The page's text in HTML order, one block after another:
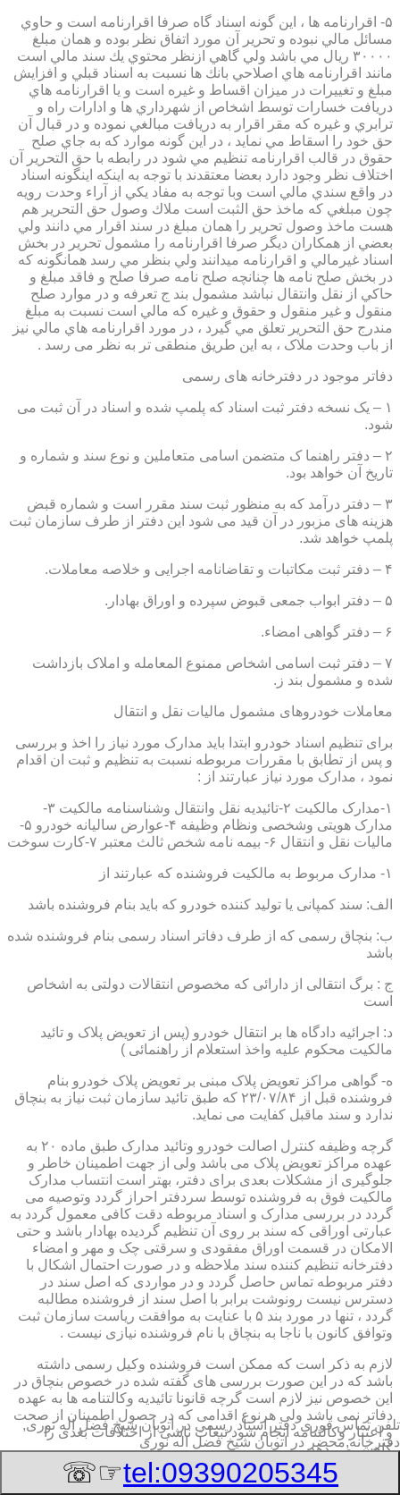
۵- اقرارنامه ها ، اين گونه اسناد گاه صرفا اقرارنامه است و حاوي
مسائل مالي نبوده و تحرير آن مورد اتفاق نظر بوده و همان مبلغ
۳۰۰۰۰ ريال مي باشد ولي گاهي ازنظر محتوي يك سند مالي است
مانند اقرارنامه هاي اصلاحي بانك ها نسبت به اسناد قبلي و افزايش
مبلغ و تغييرات در ميزان اقساط و غيره است و يا اقرارنامه هاي
دريافت خسارات توسط اشخاص از شهرداري ها و ادارات راه و
ترابري و غيره كه مقر اقرار به دريافت مبالغي نموده و در قبال آن
حق خود را اسقاط مي نمايد ، در اين گونه موارد كه به جاي صلح
حقوق در قالب اقرارنامه تنظيم مي شود در رابطه با حق التحرير آن
اختلاف نظر وجود دارد بعضا معتقدند با توجه به اينكه اينگونه اسناد
در واقع سندي مالي است وبا توجه به مفاد يكي از آراء وحدت رويه
چون مبلغي كه ماخذ حق الثبت است ملاك وصول حق التحرير هم
هست ماخذ وصول تحرير را همان مبلغ در سند اقرار مي دانند ولي
بعضي از همكاران ديگر صرفا اقرارنامه را مشمول تحرير در بخش
اسناد غيرمالي و اقرارنامه ميدانند ولي بنظر مي رسد همانگونه كه
در بخش صلح نامه ها چنانچه صلح نامه صرفا صلح و فاقد مبلغ و
حاكي از نقل وانتقال نباشد مشمول بند ج تعرفه و در موارد صلح
منقول و غير منقول و حقوق و غيره كه مالي است نسبت به مبلغ
مندرج حق التحرير تعلق مي گيرد ، در مورد اقرارنامه هاي مالي نيز
از باب وحدت ملاک ، به این طریق منطقی تر به نظر می رسد .
دفاتر موجود در دفترخانه های رسمی
۱ – یک نسخه دفتر ثبت اسناد که پلمپ شده و اسناد در آن ثبت می
شود.
۲ – دفتر راهنما ک متضمن اسامی متعاملین و نوع سند و شماره و
تاریخ آن خواهد بود.
۳ – دفتر درآمد که به منظور ثبت سند مقرر است و شماره قبض
هزینه های مزبور در آن قید می شود این دفتر از طرف سازمان ثبت
پلمپ خواهد شد.
۴ – دفتر ثبت مکاتبات و تقاضانامه اجرایی و خلاصه معاملات.
۵ – دفتر ابواب جمعی قبوض سپرده و اوراق بهادار.
۶ – دفتر گواهی امضاء.
۷ – دفتر ثبت اسامی اشخاص ممنوع المعامله و املاک بازداشت
شده و مشمول بند ز.
معاملات خودروهای مشمول مالیات نقل و انتقال
برای تنظیم اسناد خودرو ابتدا باید مدارک مورد نیاز را اخذ و بررسی
و پس از تطابق با مقررات مربوطه نسبت به تنظیم و ثبت ان اقدام
نمود ، مدارک مورد نیاز عبارتند از :
۱-مدارک مالکیت ۲-تائیدیه نقل وانتقال وشناسنامه مالکیت ۳-
مدارک هویتی وشخصی ونظام وظیفه ۴-عوارض سالیانه خودرو ۵-
مالیات نقل و انتقال ۶- بیمه نامه شخص ثالث معتبر ۷-کارت سوخت
۱- مدارک مربوط به مالکیت فروشنده که عبارتند از
الف: سند کمپانی یا تولید کننده خودرو که باید بنام فروشنده باشد
ب: بنچاق رسمی که از طرف دفاتر اسناد رسمی بنام فروشنده شده
باشد
ج : برگ انتقالی از دارائی که مخصوص انتقالات دولتی به اشخاص
است
د: اجرائیه دادگاه ها بر انتقال خودرو (پس از تعویض پلاک و تائید
مالکیت محکوم علیه واخذ استعلام از راهنمائی )
ه- گواهی مراکز تعویض پلاک مبنی بر تعویض پلاک خودرو بنام
فروشنده قبل از ۲۳/۰۷/۸۴ که طبق تائید سازمان ثبت نیاز به بنچاق
ندارد و سند ماقبل کفایت می نماید.
گرچه وظیفه کنترل اصالت خودرو وتائید مدارک طبق ماده ۲۰ به
عهده مراکز تعویض پلاک می باشد ولی از جهت اطمینان خاطر و
جلوگیری از مشکلات بعدی برای دفتر، بهتر است انتساب مدارک
مالکیت فوق به فروشنده توسط سردفتر احراز گردد وتوصیه می
گردد در بررسی مدارک و اسناد مربوطه دقت کافی معمول گردد به
عبارتی اوراقی که سند بر روی آن تنظیم گردیده بهادار باشد و حتی
الامکان در قسمت اوراق مفقودی و سرقتی چک و مهر و امضاء
دفترخانه تنظیم کننده سند ملاحظه و در صورت احتمال اشکال با
دفتر مربوطه تماس حاصل گردد و در مواردی که اصل سند در
دسترس نیست رونوشت برابر با اصل سند از فروشنده مطالبه
گردد ، تنها در مورد بند ۵ با عنایت به موافقت ریاست سازمان ثبت
وتوافق کانون با ناجا به بنچاق با نام فروشنده نیازی نیست .
لازم به ذکر است که ممکن است فروشنده وکیل رسمی داشته
باشد که در این صورت بررسی های گفته شده در خصوص بنچاق در
این خصوص نیز لازم است گرچه قانونا تائیدیه وکالتنامه ها به عهده
دفاتر نمی باشد ولی هرنوع اقدامی که در حصول اطمینان از صحت
و اعتبار وکالتنامه انجام شود تبعات ناشی از اختلافات بعدی را
کاهش می دهد.
تلفن تماس فوریدفتر اسناد رسمی در اتوبان شیخ فضل اله نوری,
دفترخانه,محضر در اتوبان شیخ فضل اله نوری
tel:09390205345
☞☏